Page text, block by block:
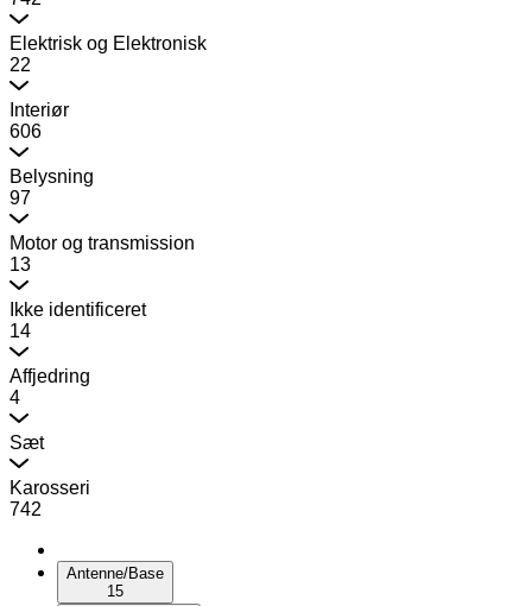
Elektrisk og Elektronisk
22
Interiør
606
Belysning
97
Motor og transmission
13
Ikke identificeret
14
Affjedring
4
Sæt
Karosseri
742
Antenne/Base
15